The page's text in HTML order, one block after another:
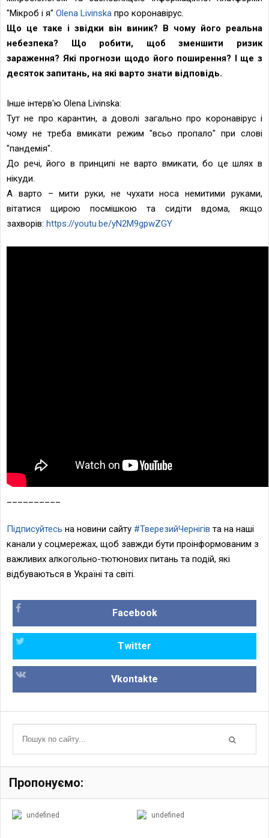
"Мікроб і я" Olena Livinska про коронавірус.
Що це таке і звідки він виник? В чому його реальна
небезпека? Що робити, щоб зменшити ризик
зараження? Які прогнози щодо його поширення? І ще з
десяток запитань, на які варто знати відповідь.
Інше інтерв'ю Olena Livinska:
Тут не про карантин, а доволі загально про коронавірус і
чому не треба вмикати режим "всьо пропало" при слові
"пандемія".
До речі, його в принципі не варто вмикати, бо це шлях в
нікуди.
А варто – мити руки, не чухати носа немитими руками,
вітатися щирою посмішкою та сидіти вдома, якщо
захворів: https://youtu.be/yN2M9gpwZGY
Підписуйтесь на новини сайту #ТверезийЧернігів та на наші
канали у соцмережах, щоб завжди бути проінформованим з
важливих алкогольно-тютюнових питань та подій, які
відбуваються в Україні та світі.
Facebook
Twitter
Vkontakte
Пропонуємо:
undefined undefined